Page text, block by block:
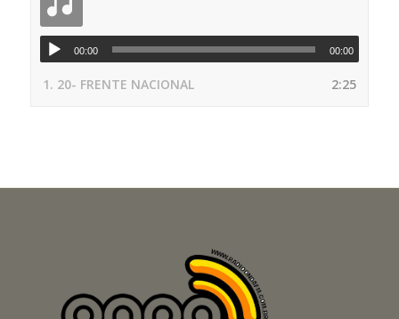
00:00 00:00
1. 20- FRENTE NACIONAL 2:25